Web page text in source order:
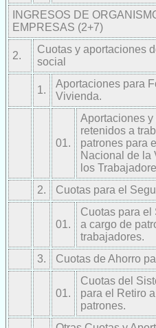
INGRESOS DE
EMPRESAS (2+7)
2.
Cuotas y aportaciones
social
1.
Aportaciones para
Vivienda.
01.
Aportaciones y
retenidos a
patrones para
Nacional de la
los
2. Cuotas para el
01.
Cuotas para el
a cargo de
trabajadores.
3. Cuotas de Ahorro
01.
Cuotas del
para el Retiro
patrones.